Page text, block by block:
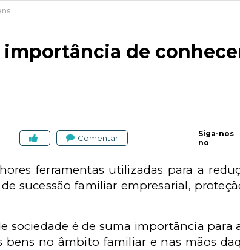
de
Comentar
Siga-nos
no
ferramentas utilizadas para a
sucessão familiar empresarial,
sociedade é de suma importância para
no âmbito familiar e nas mãos